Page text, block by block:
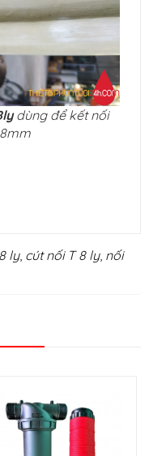
dùng để kết nối
ly, cút nối T 8 ly, nối